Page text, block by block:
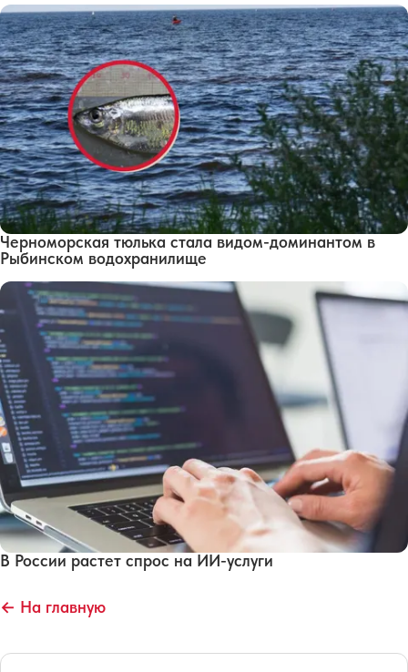
Черноморская тюлька стала видом-доминантом в
Рыбинском водохранилище
В России растет спрос на ИИ-услуги
← На главную